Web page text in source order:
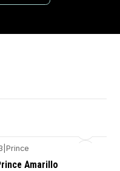
Prince
Amarillo